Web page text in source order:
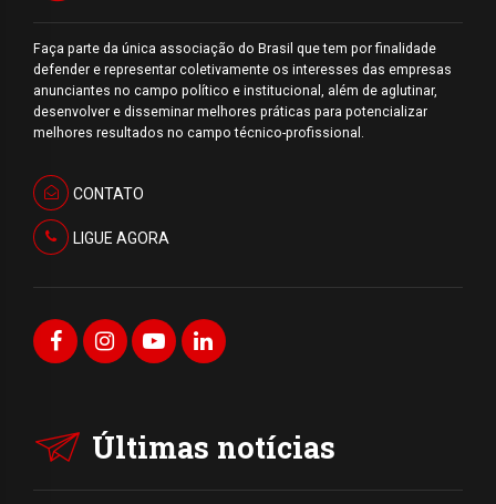
Faça parte da única associação do Brasil que tem por finalidade
defender e representar coletivamente os interesses das empresas
anunciantes no campo político e institucional, além de aglutinar,
desenvolver e disseminar melhores práticas para potencializar
melhores resultados no campo técnico-profissional.
CONTATO
LIGUE AGORA
Últimas notícias